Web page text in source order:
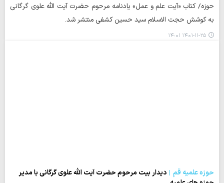
حوزه/ کتاب «آیت علم و عمل» یادنامه مرحوم حضرت آیت الله علوی گرگانی
به کوشش حجت الاسلام سید حسین کشفی منتشر شد.
۱۴۰۱-۱۱-۲۵ ۱۴:۰۱
حوزه علمیه قم
دیدار بیت مرحوم حضرت آیت الله علوی گرگانی با مدیر